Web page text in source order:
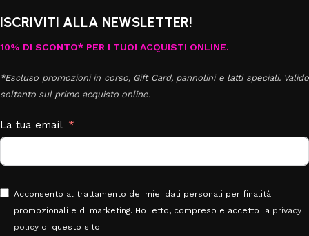
ISCRIVITI ALLA NEWSLETTER!
10% DI SCONTO* PER I TUOI ACQUISTI ONLINE.
*Escluso promozioni in corso, Gift Card, pannolini e latti speciali. Valido
soltanto sul primo acquisto online.
La tua email
Acconsento al trattamento dei miei dati personali per finalità
promozionali e di marketing. Ho letto, compreso e accetto la privacy
policy di questo sito.